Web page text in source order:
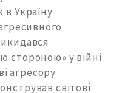
Україну
стороною» у війні
агресору
світові